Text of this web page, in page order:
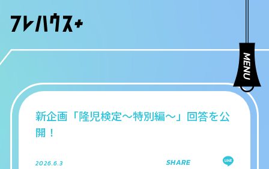
新企画「隆児検定～特別編～」回答を公
開！
2026.6.3 SHARE